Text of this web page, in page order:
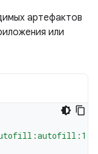
артефактов
или